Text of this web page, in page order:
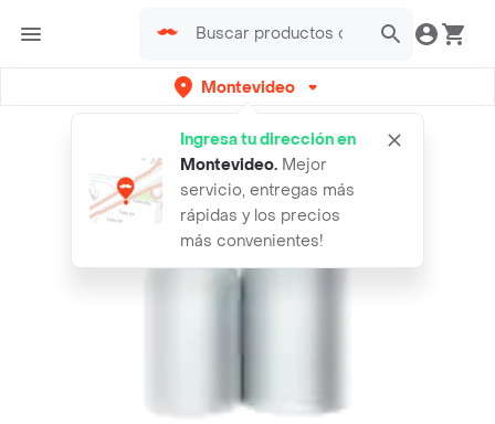
Montevideo
Ingresa tu dirección en
Montevideo. Mejor
servicio, entregas más
rápidas y los precios
más convenientes!